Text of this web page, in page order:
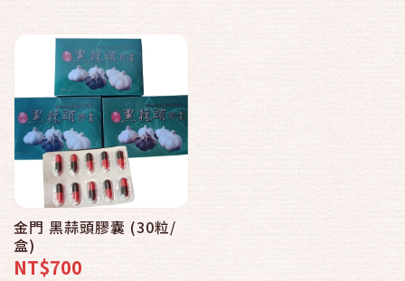
金門 黑蒜頭膠囊 (30粒/
盒)
NT$700